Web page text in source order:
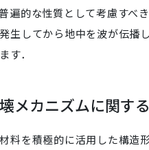
遍的な性質として考慮すべ
生してから地中を波が伝播
す．
メカニズムに関す
料を積極的に活用した構造